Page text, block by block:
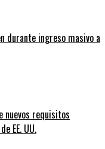
durante ingreso masivo a
nuevos requisitos
EE. UU.